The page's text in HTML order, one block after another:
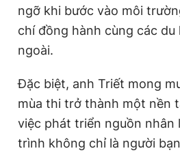
ngỡ khi bước vào môi
chí đồng hành cùng các du
ngoài.
Đặc biệt, anh Triết mong
mùa thi trở thành một nền
việc phát triển nguồn nhân
trình không chỉ là người